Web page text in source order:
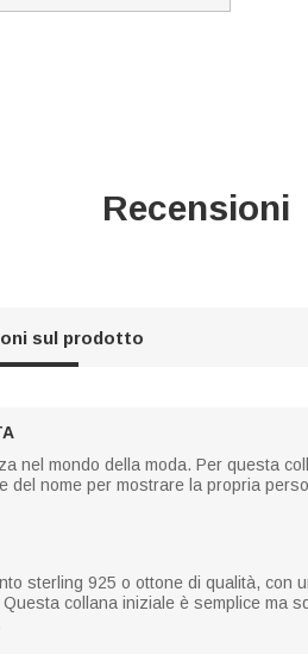
Recensioni
sul prodotto
nel mondo della moda. Per questa
nome per mostrare la propria
sterling 925 o ottone di qualità, con
collana iniziale è semplice ma